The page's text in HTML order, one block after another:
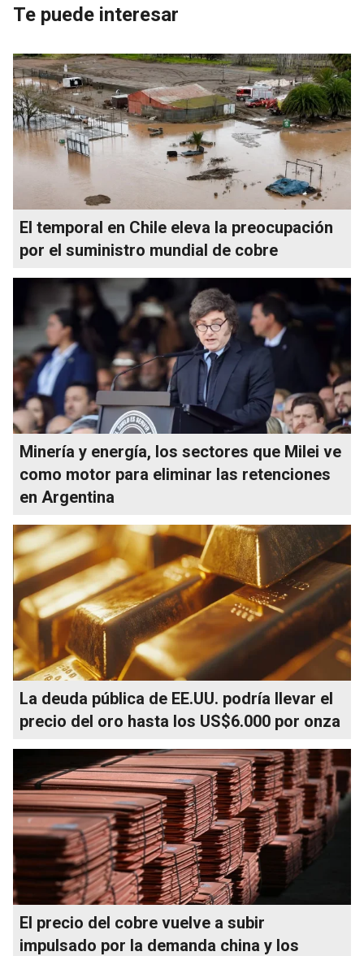
Te puede interesar
El temporal en Chile eleva la preocupación
por el suministro mundial de cobre
Minería y energía, los sectores que Milei ve
como motor para eliminar las retenciones
en Argentina
La deuda pública de EE.UU. podría llevar el
precio del oro hasta los US$6.000 por onza
El precio del cobre vuelve a subir
impulsado por la demanda china y los